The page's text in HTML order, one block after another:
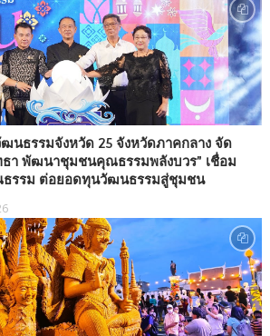
นธรรมจังหวัด 25 จังหวัดภาคกลาง จัด
า พัฒนาชุมชนคุณธรรมพลังบวร” เชื่อม
รรม ต่อยอดทุนวัฒนธรรมสู่ชุมชน